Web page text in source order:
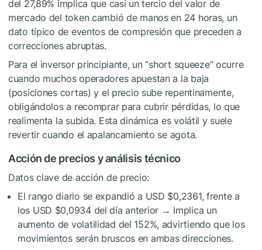
del 27,89% implica que casi un tercio del valor de
mercado del token cambió de manos en 24 horas, un
dato típico de eventos de compresión que preceden a
correcciones abruptas.
Para el inversor principiante, un “short squeeze” ocurre
cuando muchos operadores apuestan a la baja
(posiciones cortas) y el precio sube repentinamente,
obligándolos a recomprar para cubrir pérdidas, lo que
realimenta la subida. Esta dinámica es volátil y suele
revertir cuando el apalancamiento se agota.
Acción de precios y análisis técnico
Datos clave de acción de precio:
El rango diario se expandió a USD $0,2361, frente a
los USD $0,0934 del día anterior → Implica un
aumento de volatilidad del 152%, advirtiendo que los
movimientos serán bruscos en ambas direcciones.